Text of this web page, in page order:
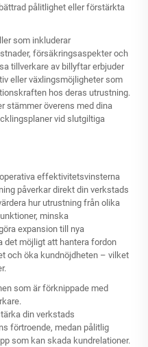
pålitlighet eller förstärkta
som inkluderar
försäkringsaspekter och
tillverkare av billyftar erbjuder
eller växlingsmöjligheter som
hos deras utrustning.
stämmer överens med dina
vid slutgiltiga
effektivitetsvinsterna
påverkar direkt din verkstads
hur utrustning från olika
minska
expansion till nya
det möjligt att hantera fordon
och öka kundnöjdheten – vilket
som är förknippade med
din verkstads
förtroende, medan pålitlig
som kan skada kundrelationer.